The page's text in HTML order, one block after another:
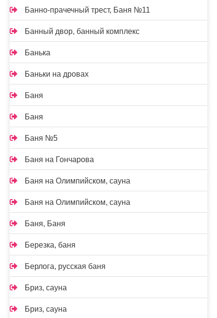
Банно-прачечный трест, Баня №11
Банный двор, банный комплекс
Банька
Баньки на дровах
Баня
Баня
Баня №5
Баня на Гончарова
Баня на Олимпийском, сауна
Баня на Олимпийском, сауна
Баня, Баня
Березка, баня
Берлога, русская баня
Бриз, сауна
Бриз, сауна